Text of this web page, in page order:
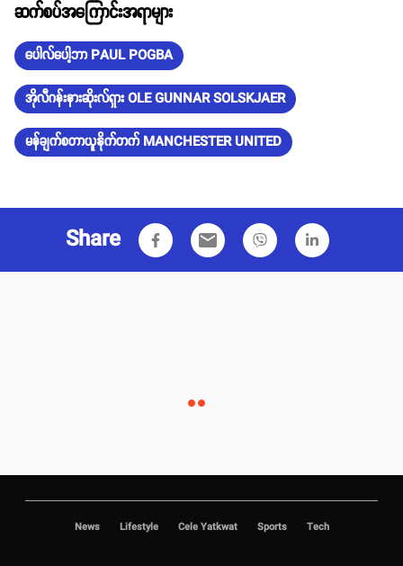
ဆက်စပ်အကြောင်းအရာများ
ပေါလ်ပေါ့ဘာ PAUL POGBA
အိုလီဂန်းနားဆိုးလ်ရှား OLE GUNNAR SOLSKJAER
မန်ချက်စတာယူနိုက်တက် MANCHESTER UNITED
Share email
News Lifestyle Cele Yatkwat Sports Tech